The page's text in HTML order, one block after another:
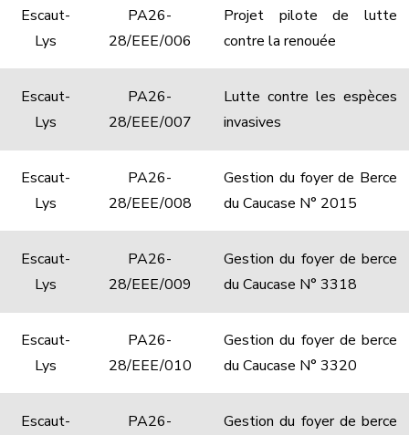
Escaut-
Lys
PA26-
28/EEE/006
Projet pilote de lutte
contre la renouée
Escaut-
Lys
PA26-
28/EEE/007
Lutte contre les espèces
invasives
Escaut-
Lys
PA26-
28/EEE/008
Gestion du foyer de Berce
du Caucase N° 2015
Escaut-
Lys
PA26-
28/EEE/009
Gestion du foyer de berce
du Caucase N° 3318
Escaut-
Lys
PA26-
28/EEE/010
Gestion du foyer de berce
du Caucase N° 3320
Escaut-
PA26-
Gestion du foyer de berce